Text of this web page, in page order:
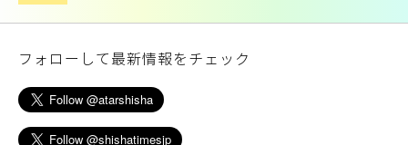
フォローして最新情報をチェック